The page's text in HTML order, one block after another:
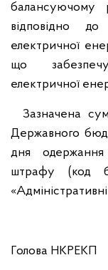
балансуючому
відповідно
електричної
що
електричної
Зазначена
Державного
дня
штрафу (код
Голова